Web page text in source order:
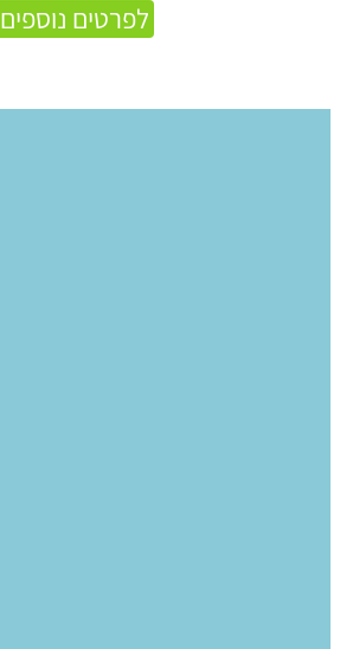
לפרטים נוספים